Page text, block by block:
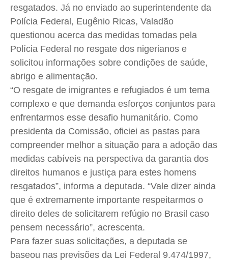
resgatados. Já no enviado ao superintendente da
Polícia Federal, Eugênio Ricas, Valadão
questionou acerca das medidas tomadas pela
Polícia Federal no resgate dos nigerianos e
solicitou informações sobre condições de saúde,
abrigo e alimentação.
“O resgate de imigrantes e refugiados é um tema
complexo e que demanda esforços conjuntos para
enfrentarmos esse desafio humanitário. Como
presidenta da Comissão, oficiei as pastas para
compreender melhor a situação para a adoção das
medidas cabíveis na perspectiva da garantia dos
direitos humanos e justiça para estes homens
resgatados”, informa a deputada. “Vale dizer ainda
que é extremamente importante respeitarmos o
direito deles de solicitarem refúgio no Brasil caso
pensem necessário”, acrescenta.
Para fazer suas solicitações, a deputada se
baseou nas previsões da Lei Federal 9.474/1997,